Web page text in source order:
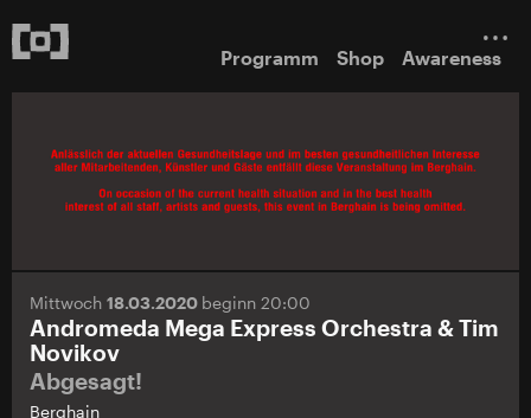
Programm Shop Awareness
Mittwoch 18.03.2020 beginn 20:00
Andromeda Mega Express Orchestra & Tim
Novikov
Abgesagt!
Berghain